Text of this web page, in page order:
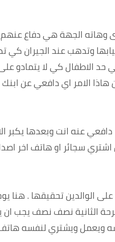
الجهة هي دفاع عنهم
وتدهب عند الجيران كي
الاطفال كي لا يتمادو
هاذا الامر اي دافعي عن
دافعي عنه انت وبعدها يكبر
سجائر او هاتف اخر
الوالدين تحقيقها . هنا
الثانية نصف نصف يجب
ويعمل ويشتري لنفسه هاتف